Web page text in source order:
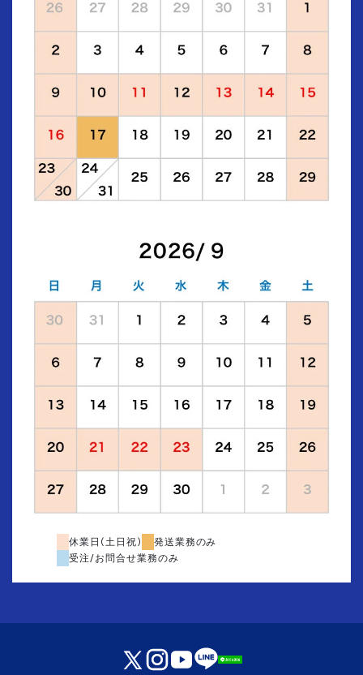
休業日(土日祝)
発送業務のみ
受注/お問合せ業務のみ